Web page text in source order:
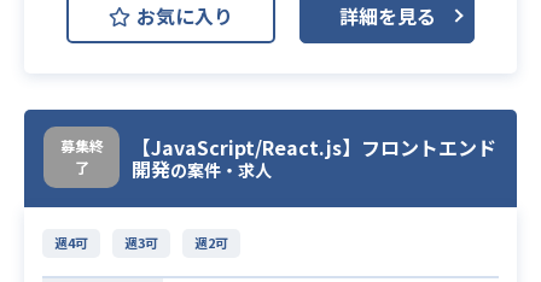
業務内容
大手携帯電話通信事業者様にてWEB
わって頂きます
【案件詳細】
・AdobeXDを使用したUIデザイン等
・デザイナーとしての経験年数が5年
お気に入り 詳細を見る
募集終
了
【JavaScript/React.js】フロントエンド
開発の案件・求人
週4可 週3可 週2可